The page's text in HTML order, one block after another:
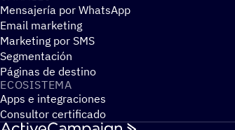
Mensajería por WhatsApp
Email marketing
Marketing por SMS
Segmentación
Páginas de destino
ECOSIS­TEMA
Apps e integraciones
Consultor certificado